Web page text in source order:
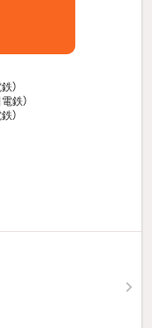
）
鉄）
）